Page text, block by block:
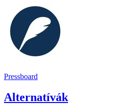
Pressboard
Alternatívák